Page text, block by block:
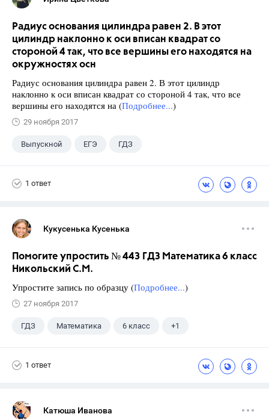
Радиус основания цилиндра равен 2. В этот
цилиндр наклонно к оси вписан квадрат со
стороной 4 так, что все вершины его находятся на
окружностях осн
Радиус основания цилиндра равен 2. В этот цилиндр
наклонно к оси вписан квадрат со стороной 4 так, что все
вершины его находятся на (Подробнее...)
29 ноября 2017
Выпускной ЕГЭ ГДЗ
1 ответ
Кукусенька Кусенька
Помогите упростить № 443 ГДЗ Математика 6 класс
Никольский С.М.
Упростите запись по образцу (Подробнее...)
27 ноября 2017
ГДЗ Математика 6 класс +1
1 ответ
Катюша Иванова